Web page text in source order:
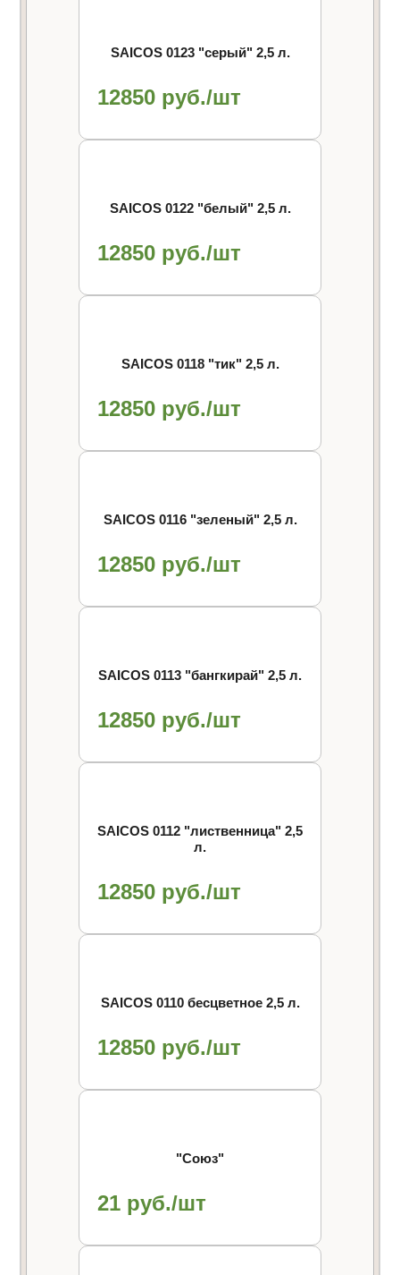
SAICOS 0123 "cерый" 2,5 л.
12850 руб./шт
SAICOS 0122 "белый" 2,5 л.
12850 руб./шт
SAICOS 0118 "тик" 2,5 л.
12850 руб./шт
SAICOS 0116 "зеленый" 2,5 л.
12850 руб./шт
SAICOS 0113 "бангкирай" 2,5 л.
12850 руб./шт
SAICOS 0112 "лиственница" 2,5
л.
12850 руб./шт
SAICOS 0110 бесцветное 2,5 л.
12850 руб./шт
"Союз"
21 руб./шт